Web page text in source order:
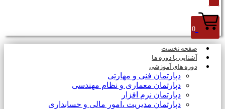
0
صفحه نخست
آشنایی با دوره ها
دوره های آموزشی
دپارتمان فنی و مهارتی
دپارتمان معماری و نظام مهندسی
دپارتمان نرم افزار
دپارتمان مدیریت ،امور مالی و حسابداری